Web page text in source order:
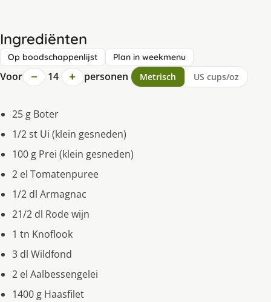
Ingrediënten
Op boodschappenlijst Plan in weekmenu
Voor − 14 + personen Metrisch US cups/oz
25 g Boter
1/2 st Ui (klein gesneden)
100 g Prei (klein gesneden)
2 el Tomatenpuree
1/2 dl Armagnac
21/2 dl Rode wijn
1 tn Knoflook
3 dl Wildfond
2 el Aalbessengelei
1400 g Haasfilet